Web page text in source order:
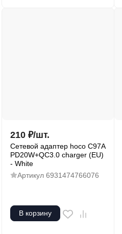
210 ₽/шт.
Сетевой адаптер hoco C97A
PD20W+QC3.0 charger (EU)
- White
Артикул 6931474766076
В корзину